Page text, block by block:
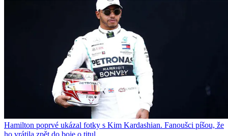
Hamilton poprvé ukázal fotky s Kim Kardashian. Fanoušci píšou, že
ho vrátila zpět do boje o titul